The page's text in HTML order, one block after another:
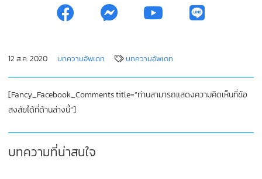
12 ส.ค. 2020 บทความอัพเดท บทความอัพเดท
[Fancy_Facebook_Comments title=”ท่านสามารถแสดงความคิดเห็นที่ข้อ
สงสัยได้ที่ด้านล่างนี้”]
บทความที่น่าสนใจ